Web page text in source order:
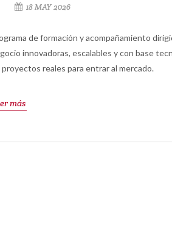
18 MAY 2026
de formación y acompañamiento
innovadoras, escalables y con base
proyectos reales para entrar al mercado.
más